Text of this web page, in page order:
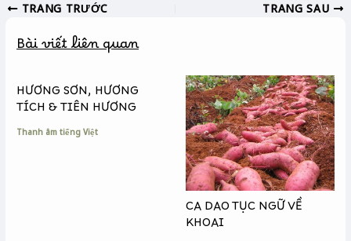
e
o
k
s
n
e
r
y
i
k
TRANG TRƯỚC TRANG SAU
Bài viết liên quan
HƯƠNG SƠN, HƯƠNG
TÍCH & TIÊN HƯƠNG
Thanh âm tiếng Việt
CA DAO TỤC NGỮ VỀ
KHOAI